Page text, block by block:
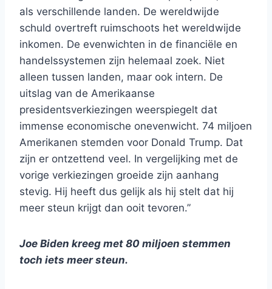
als verschillende landen. De wereldwijde
schuld overtreft ruimschoots het wereldwijde
inkomen. De evenwichten in de financiële en
handelssystemen zijn helemaal zoek. Niet
alleen tussen landen, maar ook intern. De
uitslag van de Amerikaanse
presidentsverkiezingen weerspiegelt dat
immense economische onevenwicht. 74 miljoen
Amerikanen stemden voor Donald Trump. Dat
zijn er ontzettend veel. In vergelijking met de
vorige verkiezingen groeide zijn aanhang
stevig. Hij heeft dus gelijk als hij stelt dat hij
meer steun krijgt dan ooit tevoren.”
Joe Biden kreeg met 80 miljoen stemmen
toch iets meer steun.